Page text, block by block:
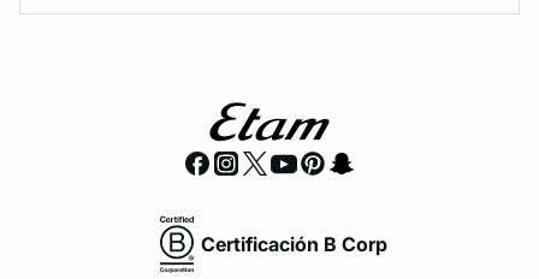
Certificación B Corp